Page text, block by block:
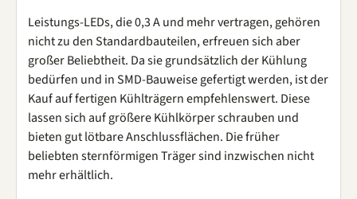
Leistungs-LEDs, die 0,3 A und mehr vertragen, gehören
nicht zu den Standardbauteilen, erfreuen sich aber
großer Beliebtheit. Da sie grundsätzlich der Kühlung
bedürfen und in SMD-Bauweise gefertigt werden, ist der
Kauf auf fertigen Kühlträgern empfehlenswert. Diese
lassen sich auf größere Kühlkörper schrauben und
bieten gut lötbare Anschlussflächen. Die früher
beliebten sternförmigen Träger sind inzwischen nicht
mehr erhältlich.